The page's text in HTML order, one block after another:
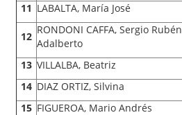
11 LABALTA, María José
12
RONDONI CAFFA, Sergio Rubén
Adalberto
13 VILLALBA, Beatriz
14 DIAZ ORTIZ, Silvina
15 FIGUEROA, Mario Andrés